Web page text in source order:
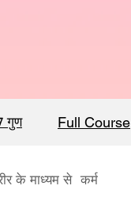
गुण Full Course
के माध्यम से कर्म